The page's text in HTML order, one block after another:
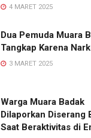
4 MARET 2025
Dua Pemuda Muara
Tangkap Karena
3 MARET 2025
Warga Muara Badak
Dilaporkan Diserang
Saat Beraktivitas di